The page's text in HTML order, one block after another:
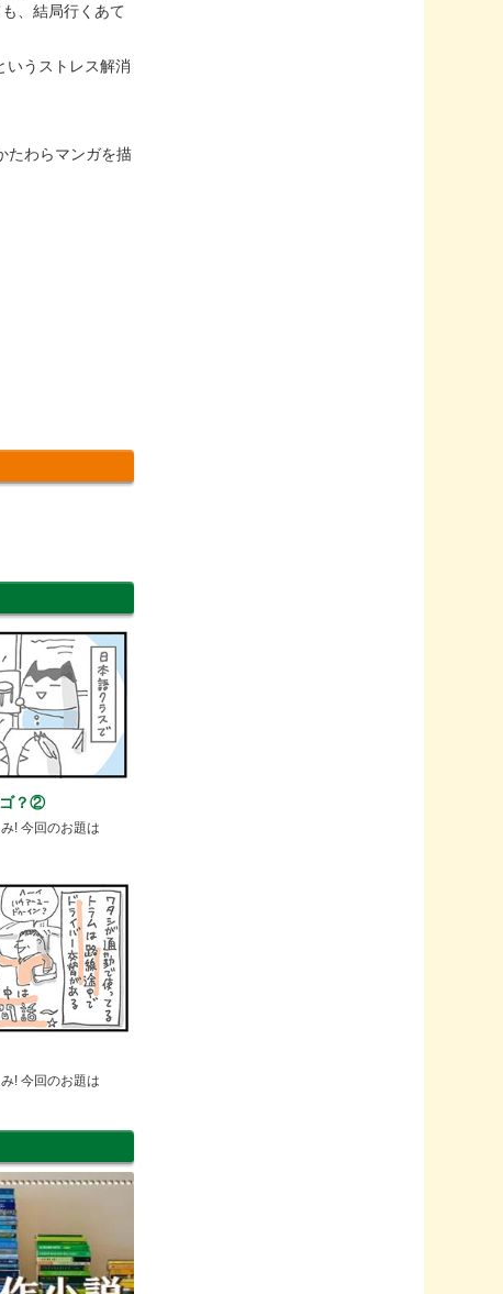
、結局行くあて
いうストレス解消
たわらマンガを描
ゴ？②
! 今回のお題は
! 今回のお題は